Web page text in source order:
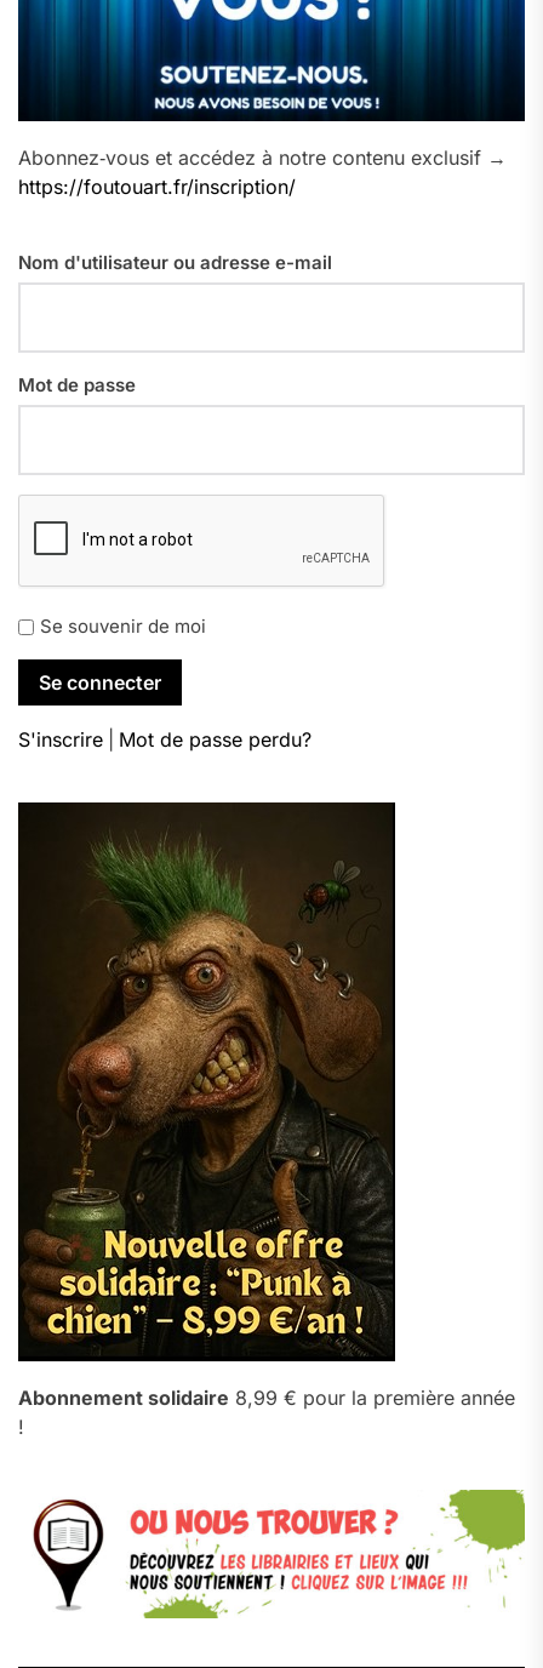
Abonnez‑vous et accédez à notre contenu exclusif →
https://foutouart.fr/inscription/
Nom d'utilisateur ou adresse e-mail
Mot de passe
Se souvenir de moi
S'inscrire Mot de passe perdu?
Abonnement solidaire 8,99 € pour la première année
!